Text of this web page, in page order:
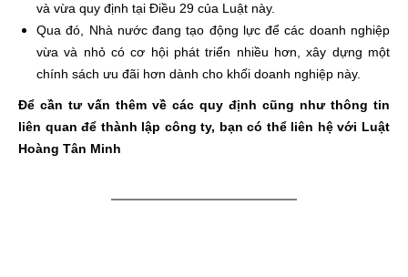
và vừa quy định tại Điều 29 của Luật này.
Qua đó, Nhà nước đang tạo động lực để các doanh nghiệp
vừa và nhỏ có cơ hội phát triển nhiều hơn, xây dựng một
chính sách ưu đãi hơn dành cho khối doanh nghiệp này.
Để cần tư vấn thêm về các quy định cũng như thông tin
liên quan để thành lập công ty, bạn có thể liên hệ với Luật
Hoàng Tân Minh